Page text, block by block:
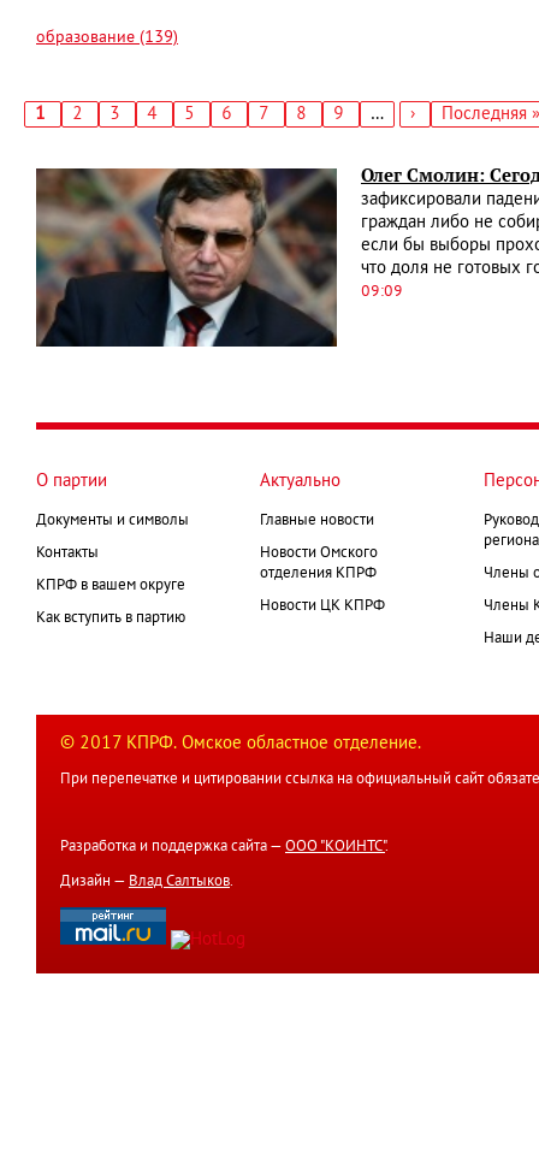
образование (139)
Текущая
1 Страница
2 Страница
3 Страница
4 Страница
5 Страница
6 Страница
7 Страница
8 Страница
9 …
Следующая
›
Последняя
Последняя »
Олег Смолин:
зафиксировали
граждан либо не
если бы выборы
что доля не готовых
09:09
О партии
Документы и символы
Контакты
КПРФ в вашем округе
Как вступить в партию
Актуально
Главные новости
Новости Омского
отделения КПРФ
Новости ЦК КПРФ
Члены
Члены
Наши
© 2017 КПРФ. Омское областное отделение.
При перепечатке и цитировании ссылка на официальный сайт
Разработка и поддержка сайта — ООО "КОИНТС".
Дизайн — Влад Салтыков.